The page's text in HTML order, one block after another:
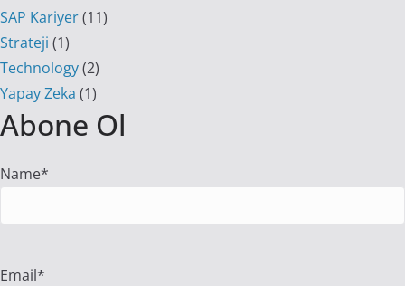
SAP Kariyer(11)
Strateji (1)
Technology(2)
Yapay Zeka (1)
Abone Ol
Name*
Email*